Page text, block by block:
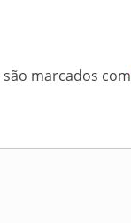
marcados com